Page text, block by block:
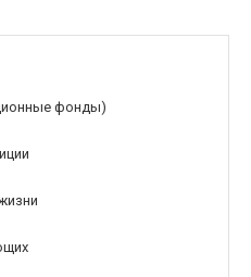
фонды)